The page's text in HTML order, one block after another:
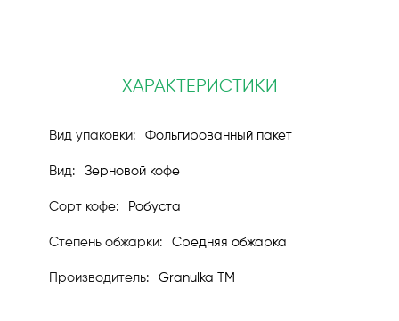
ХАРАКТЕРИСТИКИ
Фольгированный пакет
Зерновой кофе
Робуста
Средняя обжарка
Granulka TM